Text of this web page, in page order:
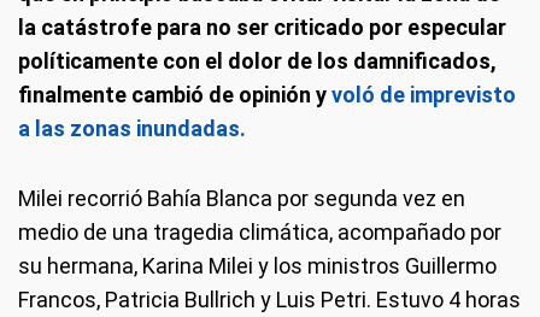
la catástrofe para no ser criticado por especular
políticamente con el dolor de los damnificados,
finalmente cambió de opinión yvoló de imprevisto
a las zonas inundadas.
Milei recorrió Bahía Blanca por segunda vez en
medio de una tragedia climática, acompañado por
su hermana, Karina Milei y los ministros Guillermo
Francos, Patricia Bullrich y Luis Petri. Estuvo 4 horas